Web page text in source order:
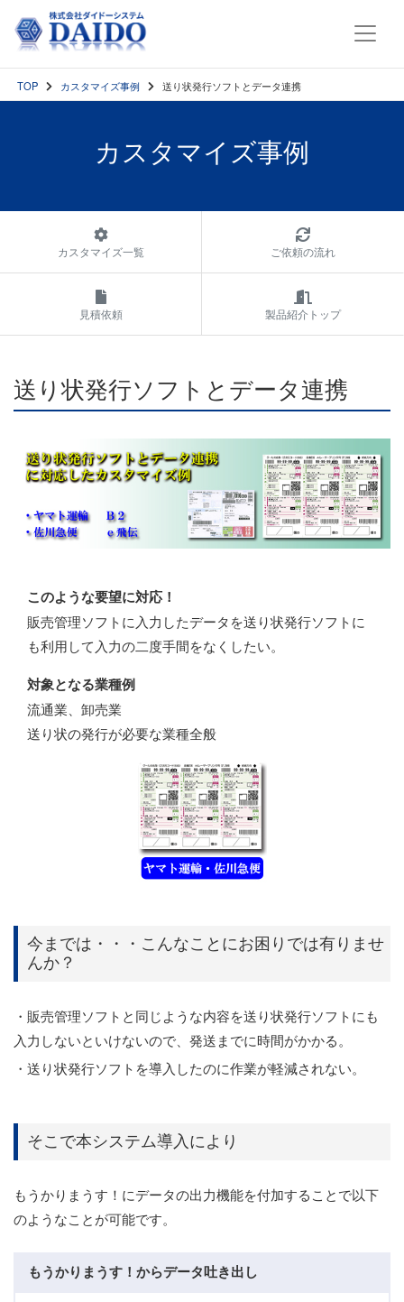
TOP カスタマイズ事例 送り状発行ソフトとデータ連携
カスタマイズ事例
カスタマイズ一覧 ご依頼の流れ
見積依頼 製品紹介トップ
送り状発行ソフトとデータ連携
このような要望に対応！
販売管理ソフトに入力したデータを送り状発行ソフトに
も利用して入力の二度手間をなくしたい。
対象となる業種例
流通業、卸売業
送り状の発行が必要な業種全般
今までは・・・こんなことにお困りでは有りませ
んか？
・販売管理ソフトと同じような内容を送り状発行ソフトにも
入力しないといけないので、発送までに時間がかかる。
・送り状発行ソフトを導入したのに作業が軽減されない。
そこで本システム導入により
もうかりまうす！にデータの出力機能を付加することで以下
のようなことが可能です。
もうかりまうす！からデータ吐き出し